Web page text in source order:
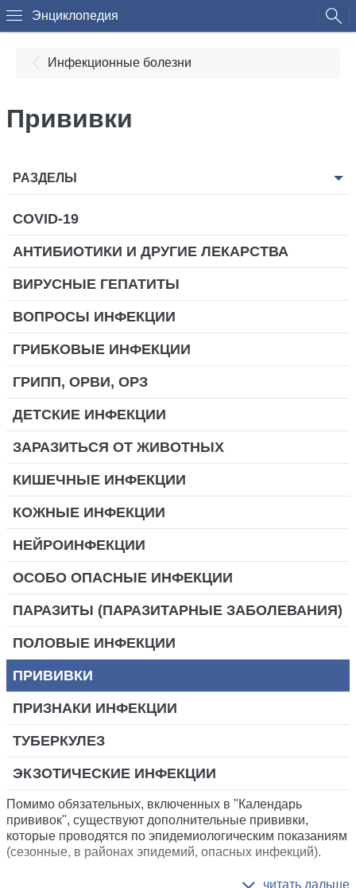
Энциклопедия
Инфекционные болезни
Прививки
РАЗДЕЛЫ
COVID-19
АНТИБИОТИКИ И ДРУГИЕ ЛЕКАРСТВА
ВИРУСНЫЕ ГЕПАТИТЫ
ВОПРОСЫ ИНФЕКЦИИ
ГРИБКОВЫЕ ИНФЕКЦИИ
ГРИПП, ОРВИ, ОРЗ
ДЕТСКИЕ ИНФЕКЦИИ
ЗАРАЗИТЬСЯ ОТ ЖИВОТНЫХ
КИШЕЧНЫЕ ИНФЕКЦИИ
КОЖНЫЕ ИНФЕКЦИИ
НЕЙРОИНФЕКЦИИ
ОСОБО ОПАСНЫЕ ИНФЕКЦИИ
ПАРАЗИТЫ (ПАРАЗИТАРНЫЕ ЗАБОЛЕВАНИЯ)
ПОЛОВЫЕ ИНФЕКЦИИ
ПРИВИВКИ
ПРИЗНАКИ ИНФЕКЦИИ
ТУБЕРКУЛЕЗ
ЭКЗОТИЧЕСКИЕ ИНФЕКЦИИ
Помимо обязательных, включенных в "Календарь
прививок", существуют дополнительные прививки,
которые проводятся по эпидемиологическим показаниям
(сезонные, в районах эпидемий, опасных инфекций).